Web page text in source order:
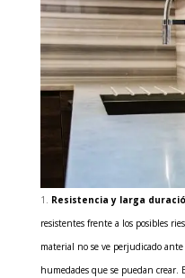
Resistencia y larga
resistentes frente a los posibles
material no se ve perjudicado ante
humedades que se puedan crear.